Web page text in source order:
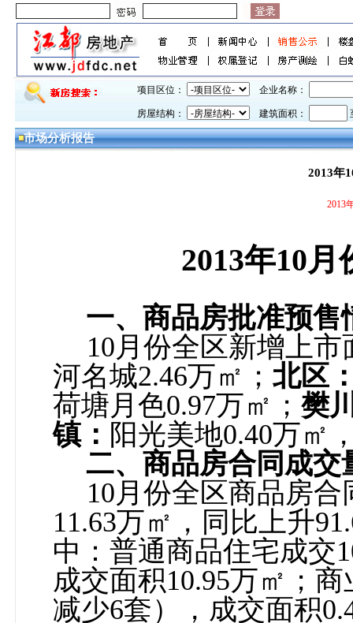
项目区位： 企业名称：
房屋结构： 建筑面积：
市场分析报告
2013年
2013
2013年10月
一、商品房批准预售
10月份全区新增上市
河名城2.46万㎡ ； 北区
荷塘月色0.97万㎡ ； 樊
镇： 阳光美地0.40万㎡
二、商品房合同成交
10月份全区商品房合
11.63万㎡ ，同比上升
中： 普通商品住宅成交
成交面积10.95万㎡ ；
减少6套），成交面积